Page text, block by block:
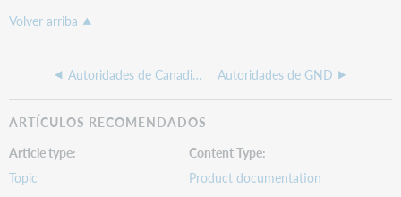
Volver arriba
Autoridades de Canadiana Autoridades de GND
ARTÍCULOS RECOMENDADOS
Article type
Topic
Content Type
Product documentation